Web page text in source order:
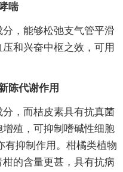
喘
，能够松弛支气管平滑
和兴奋中枢之效，可用
陈代谢作用
，而桔皮素具有抗真菌
殖，可抑制嗜碱性细胞
有抑制作用。柑橘类植物
的含量更甚，具有抗病